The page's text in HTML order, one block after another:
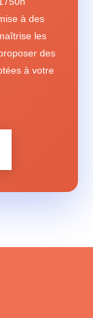
à des
les
des
à votre